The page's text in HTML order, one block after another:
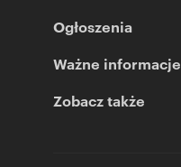
Ogłoszenia
Ważne informacje
Zobacz także